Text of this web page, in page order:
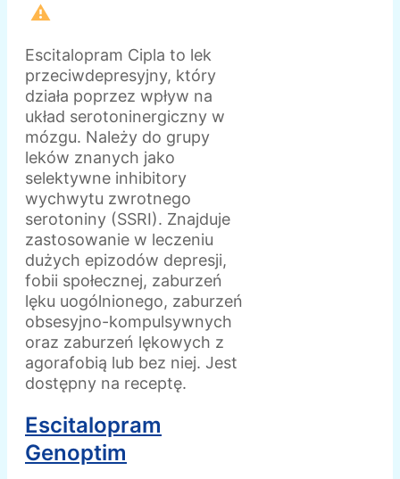
⚠️
Escitalopram Cipla to lek
przeciwdepresyjny, który
działa poprzez wpływ na
układ serotoninergiczny w
mózgu. Należy do grupy
leków znanych jako
selektywne inhibitory
wychwytu zwrotnego
serotoniny (SSRI). Znajduje
zastosowanie w leczeniu
dużych epizodów depresji,
fobii społecznej, zaburzeń
lęku uogólnionego, zaburzeń
obsesyjno-kompulsywnych
oraz zaburzeń lękowych z
agorafobią lub bez niej. Jest
dostępny na receptę.
Escitalopram
Genoptim